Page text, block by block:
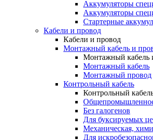
Аккумуляторы
Аккумуляторы
Стартерные
Кабели и провод
Кабели и провод
Монтажный кабель и
Монтажный кабель
Монтажный кабель
Монтажный провод
Контрольный кабель
Контрольный
Без галогенов
Для буксируемых
Механическая,
Для